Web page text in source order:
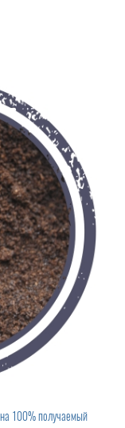
100% получаемый